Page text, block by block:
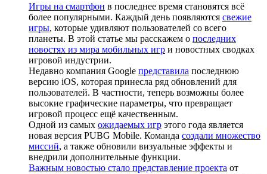
Игры на смартфон в последнее время становятся всё
более популярными. Каждый день появляются свежие
игры, которые удивляют пользователей со всего
планеты. В этой статье мы расскажем о последних
новостях из мира мобильных игр и новостных сводках
игровой индустрии.
Недавно компания Google представила последнюю
версию iOS, которая принесла ряд обновлений для
пользователей. В частности, теперь возможны более
высокие графические параметры, что превращает
игровой процесс ещё качественным.
Одной из самых ожидаемых игр этого года является
новая версия PUBG Mobile. Команда создали множество
миссий, а также обновили визуальные эффекты и
внедрили дополнительные функции.
Важным новостью стало представление проекта от